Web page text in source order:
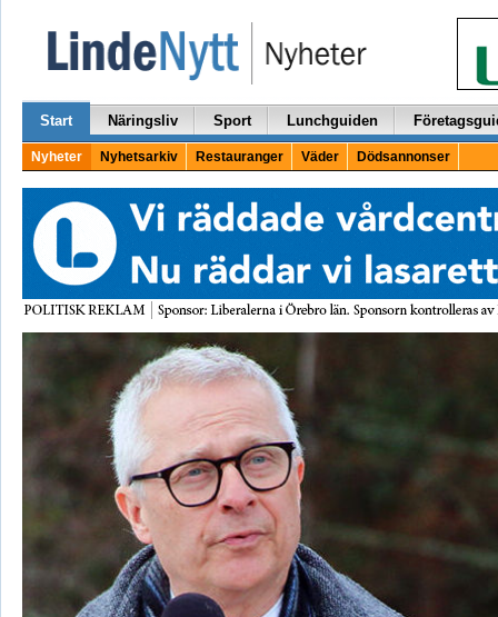
Start Näringsliv Sport Lunchguiden
Nyheter Nyhetsarkiv Restauranger Väder Dödsannonser